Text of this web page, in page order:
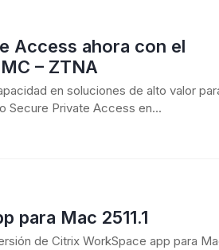
Access ahora con el
– ZTNA
en soluciones de alto valor
Secure Private Access en...
para Mac 2511.1
de Citrix WorkSpace app para